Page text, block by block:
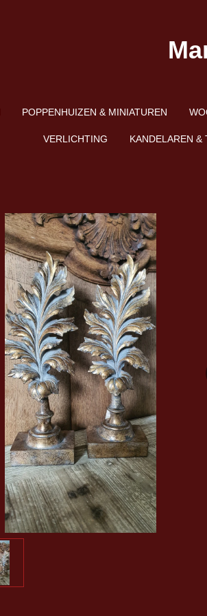
POPPENHUIZEN & MINIATUREN
VERLICHTING KANDELAREN &